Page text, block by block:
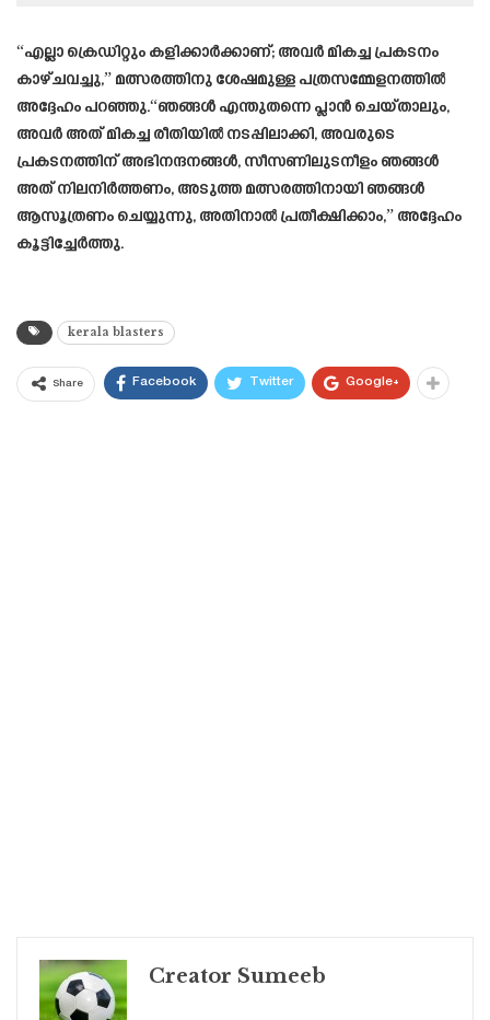
“എല്ലാ ക്രെഡിറ്റും കളിക്കാർക്കാണ്; അവർ മികച്ച പ്രകടനം
കാഴ്ചവച്ചു,” മത്സരത്തിനു ശേഷമുള്ള പത്രസമ്മേളനത്തിൽ
അദ്ദേഹം പറഞ്ഞു.“ഞങ്ങൾ എന്തുതന്നെ പ്ലാൻ ചെയ്താലും,
അവർ അത് മികച്ച രീതിയിൽ നടപ്പിലാക്കി, അവരുടെ
പ്രകടനത്തിന് അഭിനന്ദനങ്ങൾ, സീസണിലുടനീളം ഞങ്ങൾ
അത് നിലനിർത്തണം, അടുത്ത മത്സരത്തിനായി ഞങ്ങൾ
ആസൂത്രണം ചെയ്യുന്നു, അതിനാൽ പ്രതീക്ഷിക്കാം,” അദ്ദേഹം
കൂട്ടിച്ചേർത്തു.
kerala blasters
Share Facebook Twitter Google+
Creator Sumeeb